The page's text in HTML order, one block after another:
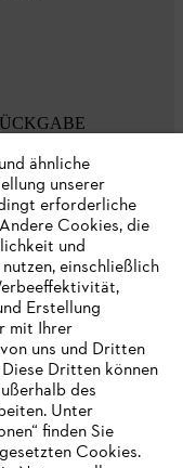
ähnliche
unserer
erforderliche
Cookies, die
und
einschließlich
Erstellung
mit Ihrer
uns und Dritten
Dritten können
des
Unter
finden Sie
Cookies.